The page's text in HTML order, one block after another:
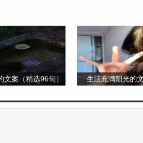
优雅。它们走路的时候脚
瞬间就会进入捕猎状态。
使是从高处跳下，猫也能
能够迅速调整姿态。
，猫也有着不同的象征意
案（精选96句） 生活充满阳光的